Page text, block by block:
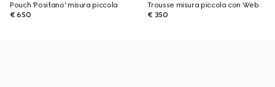
Pouch 'Positano' misura piccola
€ 650
Trousse misura piccola con Web
€ 350